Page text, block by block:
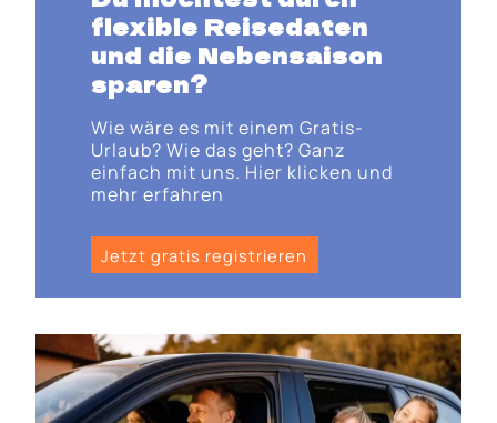
flexible Reisedaten
und die Nebensaison
sparen?
Wie wäre es mit einem Gratis-
Urlaub? Wie das geht? Ganz
einfach mit uns. Hier klicken und
mehr erfahren
Jetzt gratis registrieren